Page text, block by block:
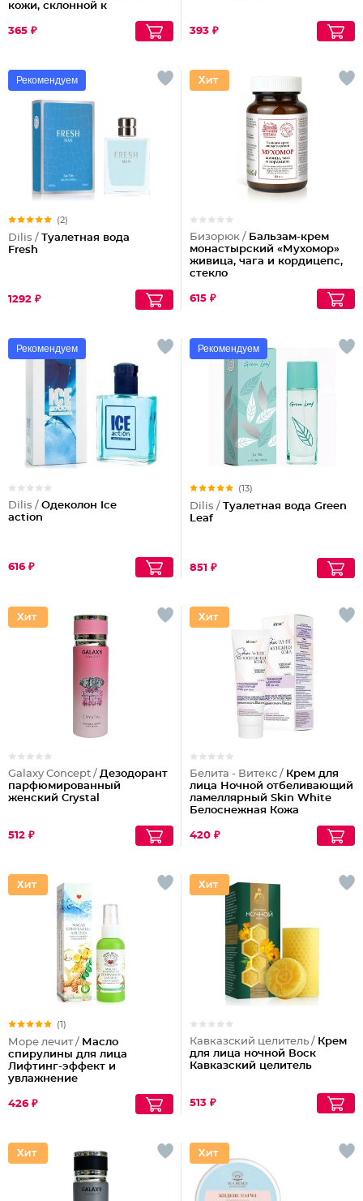
кожи, склонной к
Panthenol Urea
365 ₽ 393 ₽
Рекомендуем
(2)
Dilis / Туалетная вода
Fresh
1292 ₽
Бизорюк / Бальзам-крем
монастырский «Мухомор»
живица, чага и кордицепс,
стекло
615 ₽
Рекомендуем
Dilis / Одеколон Ice
action
616 ₽
Рекомендуем
(13)
Dilis / Туалетная вода Green
Leaf
851 ₽
Galaxy Concept / Дезодорант
парфюмированный
женский Crystal
512 ₽
Белита - Витекс / Крем для
лица Ночной отбеливающий
ламеллярный Skin White
Белоснежная Кожа
420 ₽
(1)
Море лечит / Масло
спирулины для лица
Лифтинг-эффект и
увлажнение
426 ₽
Кавказский целитель / Крем
для лица ночной Воск
Кавказский целитель
513 ₽